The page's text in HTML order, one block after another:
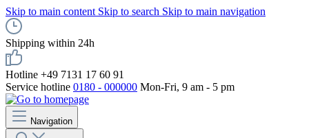
Skip to main content Skip to search Skip to main navigation
Shipping within 24h
Hotline +49 7131 17 60 91
Service hotline 0180 - 000000 Mon-Fri, 9 am - 5 pm
Navigation